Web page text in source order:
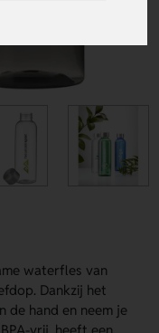
waterfles van
Dankzij het
de hand en neem je